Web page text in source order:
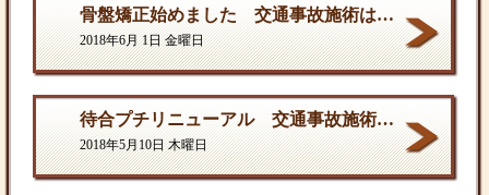
骨盤矯正始めました 交通事故施術は西村ひでき接骨院
2018年6月 1日 金曜日
待合プチリニューアル 交通事故施術は西村ひでき接骨院
2018年5月10日 木曜日